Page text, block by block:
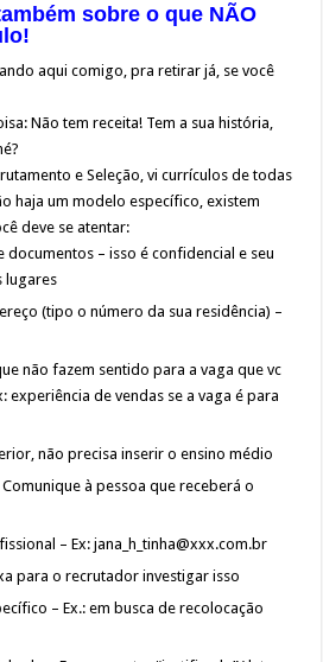
sobre o que NÃO
aqui comigo, pra retirar já, se você
Não tem receita! Tem a sua história,
e Seleção, vi currículos de todas
haja um modelo específico, existem
deve se atentar:
– isso é confidencial e seu
lugares
(tipo o número da sua residência) –
não fazem sentido para a vaga que vc
experiência de vendas se a vaga é para
não precisa inserir o ensino médio
à pessoa que receberá o
– Ex: jana_h_tinha@xxx.com.br
para o recrutador investigar isso
– Ex.: em busca de recolocação